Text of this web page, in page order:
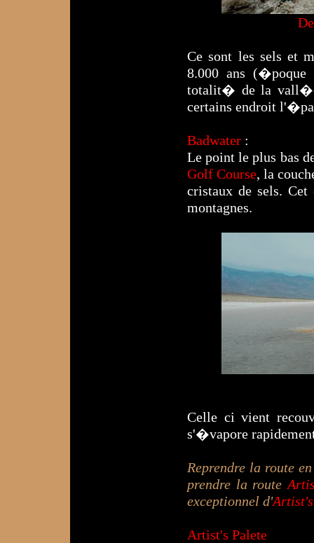
Ce sont les sels et
8.000 ans (�poque
totalit� de la
certains endroit
Badwater :
Le point le plus bas
Golf Course, la
cristaux de sels.
montagnes.
Celle ci vient
s'�vapore
Reprendre la route
prendre la route
exceptionnel d'
Artist's Palete